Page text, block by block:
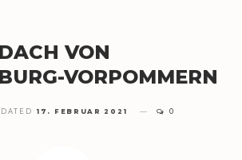
VON
VORPOMMERN
17. FEBRUAR 2021 0